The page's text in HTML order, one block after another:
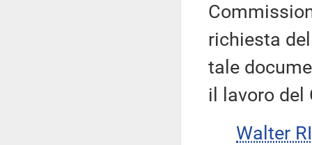
richiesta
tale
il lavoro
Walter